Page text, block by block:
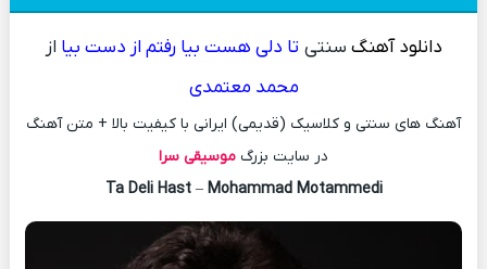
دانلود آهنگ سنتی تا دلی هست بیا رفتم از دست بیا از
محمد معتمدی
آهنگ های سنتی و کلاسیک (قدیمی) ایرانی با کیفیت بالا + متن آهنگ
در سایت بزرگ موسیقی سرا
Ta Deli Hast– Mohammad Motammedi